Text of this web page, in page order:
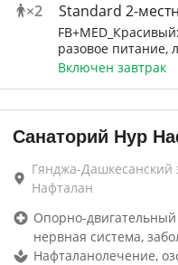
×2 Standard 2-
разовое питание,
Включен завтрак
Санаторий Нур
Гянджа-Дашкесанский
Нафталан
Опорно-двигательный
нервная система,
Нафталанолечение,